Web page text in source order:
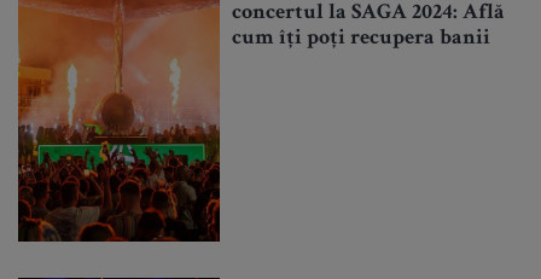
concertul la SAGA 2024: Află
cum îți poți recupera banii